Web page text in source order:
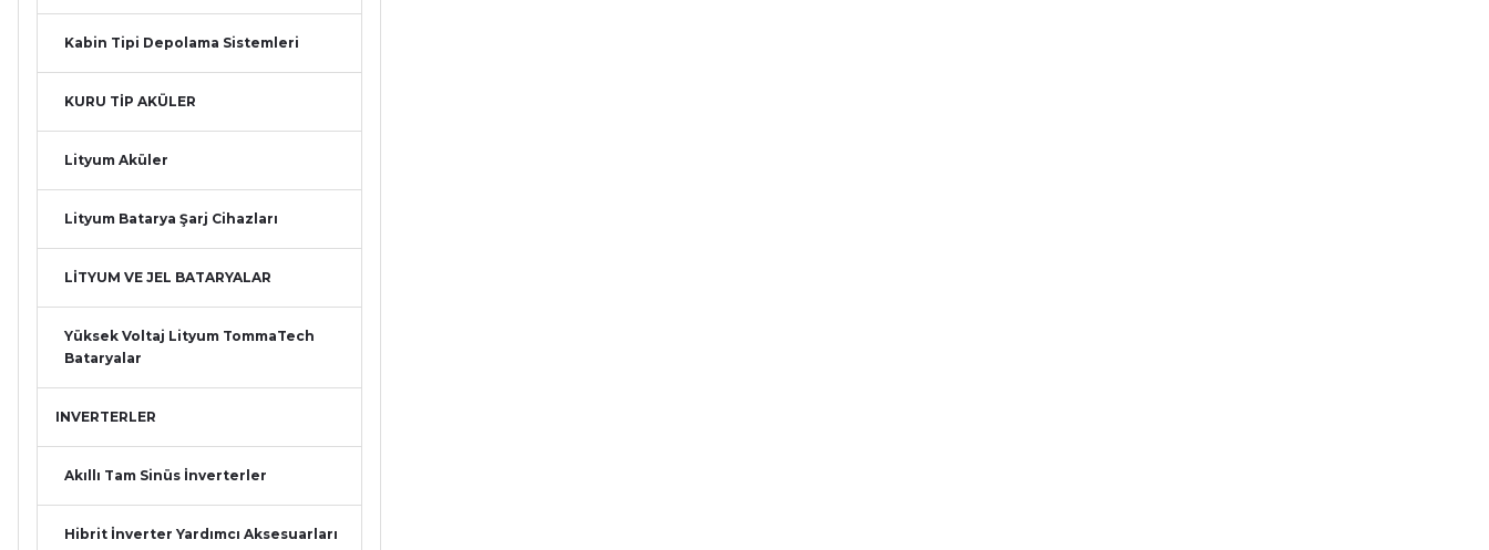
Kabin Tipi Depolama Sistemleri
KURU TİP AKÜLER
Lityum Aküler
Lityum Batarya Şarj Cihazları
LİTYUM VE JEL BATARYALAR
Yüksek Voltaj Lityum TommaTech
Bataryalar
INVERTERLER
Akıllı Tam Sinüs İnverterler
Hibrit İnverter Yardımcı Aksesuarları